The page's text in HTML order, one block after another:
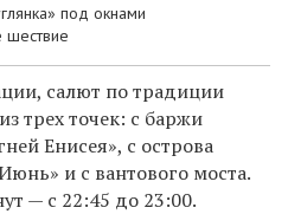
под окнами
шествие
салют по традиции
трех точек: с баржи
Енисея», с острова
и с вантового моста.
— с 22:45 до 23:00.